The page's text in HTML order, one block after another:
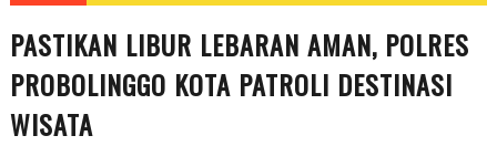
PASTIKAN LIBUR LEBARAN AMAN, POLRES
PROBOLINGGO KOTA PATROLI DESTINASI
WISATA